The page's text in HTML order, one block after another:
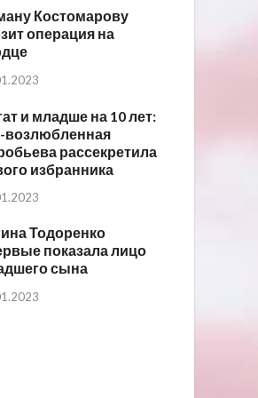
Костомарову
операция на
и младше на 10 лет:
возлюбленная
рассекретила
избранника
Тодоренко
показала лицо
сына